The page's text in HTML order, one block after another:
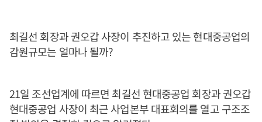
최길선 회장과 권오갑 사장이 추진하고 있는 현대중공업의
감원규모는 얼마나 될까?
21일 조선업계에 따르면 최길선 현대중공업 회장과 권오갑
현대중공업 사장이 최근 사업본부 대표회의를 열고 구조조